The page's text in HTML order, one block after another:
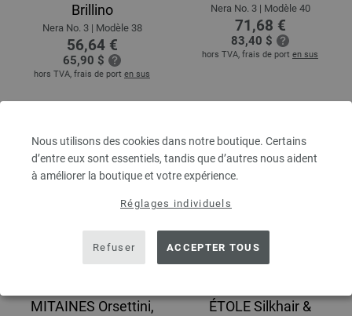
Nous utilisons des cookies dans notre boutique. Certains
d’entre eux sont essentiels, tandis que d’autres nous aident
à améliorer la boutique et votre expérience.
Réglages individuels
Refuser ACCEPTER TOUS
Brillino
Nera No. 3 | Modèle 38
56,64 €
65,90 $
hors TVA, frais de port en sus
Nera No. 3 | Modèle 40
71,68 €
83,40 $
hors TVA, frais de port en sus
MITAINES Orsettini,
ÉTOLE Silkhair &